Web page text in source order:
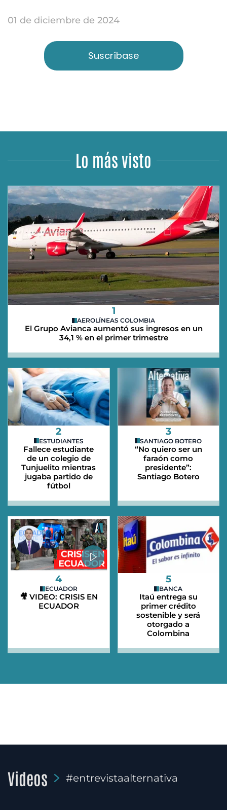
01 de diciembre de 2024
Suscríbase
Lo más visto
1
AEROLÍNEAS COLOMBIA
El Grupo Avianca aumentó sus ingresos en un
34,1 % en el primer trimestre
2
ESTUDIANTES
Fallece estudiante
de un colegio de
Tunjuelito mientras
jugaba partido de
fútbol
3
SANTIAGO BOTERO
“No quiero ser un
faraón como
presidente”:
Santiago Botero
4
ECUADOR
🎥 VIDEO: CRISIS EN
ECUADOR
5
BANCA
Itaú entrega su
primer crédito
sostenible y será
otorgado a
Colombina
Videos #entrevistaalternativa